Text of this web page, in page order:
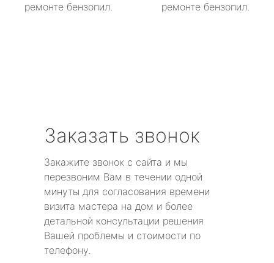
ремонте бензопил.
ремонте бензопил.
Заказать звонок
Закажите звонок с сайта и мы
перезвоним Вам в течении одной
минуты для согласования времени
визита мастера на дом и более
детальной консультации решения
Вашей проблемы и стоимости по
телефону.